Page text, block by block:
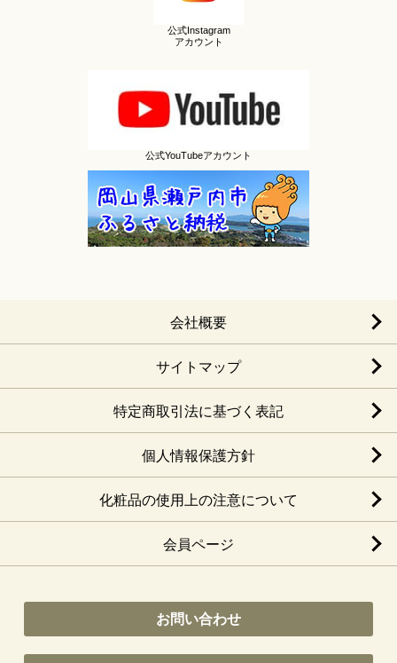
公式Instagram
アカウント
公式YouTubeアカウント
会社概要
サイトマップ
特定商取引法に基づく表記
個人情報保護方針
化粧品の使用上の注意について
会員ページ
お問い合わせ